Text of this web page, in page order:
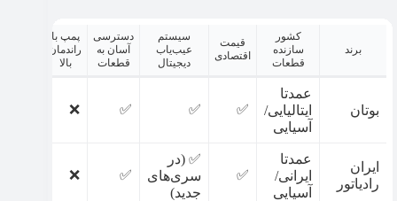
برند
کشور
سازنده
قطعات
قیمت
اقتصادی
سیستم
عیب‌یاب
دیجیتال
دسترسی
آسان به
قطعات
پمپ با
راندمان
بالا
بوتان
عمدتا
ایتالیایی/
آسیایی
✅
✅
✅
❌
ایران
رادیاتور
عمدتا
ایرانی/
آسیایی
✅
✅ (در
سری‌های
جدید)
✅
❌